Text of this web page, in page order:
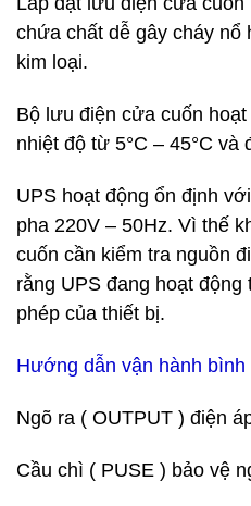
chứa chất dễ gây cháy nổ
kim loại.
Bộ lưu điện cửa cuốn
nhiệt độ từ 5°C – 45°C và
UPS hoạt động ổn định
pha 220V – 50Hz. Vì thế
cuốn cần kiểm tra nguồn
rằng UPS đang hoạt động
phép của thiết bị.
Hướng dẫn vận hành
Ngõ ra ( OUTPUT ) điện
Cầu chì ( PUSE ) bảo vệ